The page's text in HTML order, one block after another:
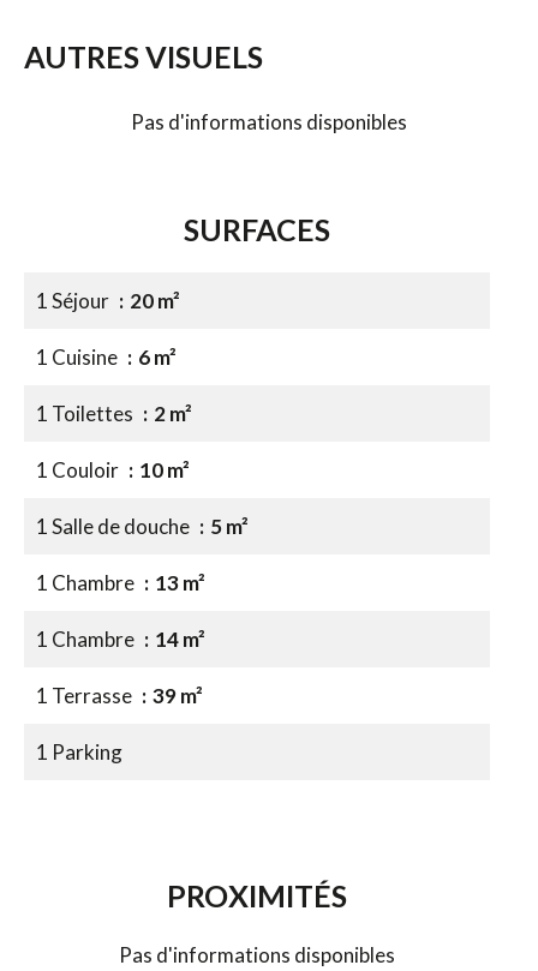
AUTRES VISUELS
Pas d'informations disponibles
SURFACES
1 Séjour 20 m²
1 Cuisine 6 m²
1 Toilettes 2 m²
1 Couloir 10 m²
1 Salle de douche 5 m²
1 Chambre 13 m²
1 Chambre 14 m²
1 Terrasse 39 m²
1 Parking
PROXIMITÉS
Pas d'informations disponibles